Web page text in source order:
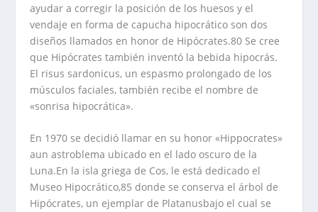
ayudar a corregir la posición de los huesos y el
vendaje en forma de capucha hipocrático son dos
diseños llamados en honor de Hipócrates.80 Se cree
que Hipócrates también inventó la bebida hipocrás.
El risus sardonicus, un espasmo prolongado de los
músculos faciales, también recibe el nombre de
«sonrisa hipocrática».
En 1970 se decidió llamar en su honor «Hippocrates»
aun astroblema ubicado en el lado oscuro de la
Luna.En la isla griega de Cos, le está dedicado el
Museo Hipocrático,85 donde se conserva el árbol de
Hipócrates, un ejemplar de Platanusbajo el cual se